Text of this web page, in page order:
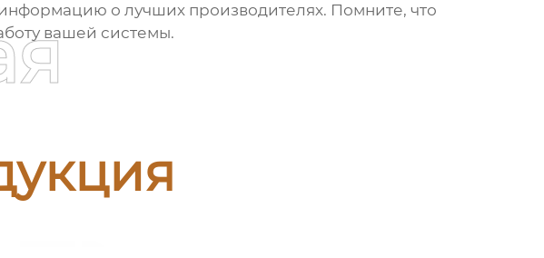
о лучших производителях. Помните, что
вашей системы.